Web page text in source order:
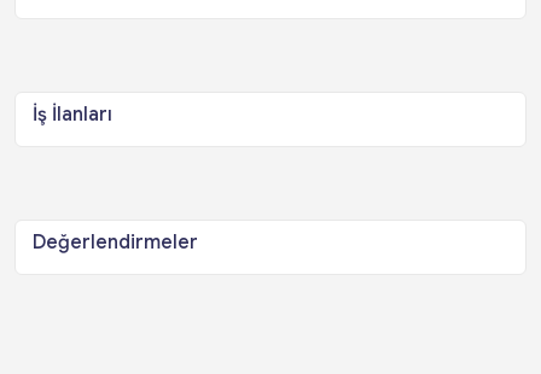
İş İlanları
Değerlendirmeler